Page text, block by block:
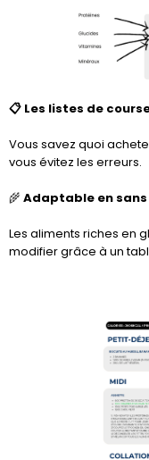
📋 Les listes de
Vous savez quoi
vous évitez les erreurs.
🌾Adaptable en
Les aliments riches en
modifier grâce à un